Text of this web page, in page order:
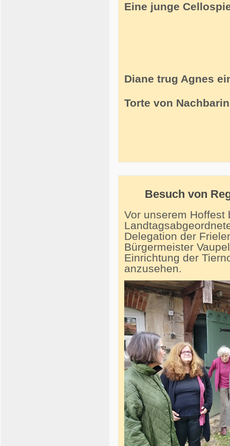
Eine junge
Diane trug Agnes
Torte von Nachbarin
Besuch von
Vor unserem Hoffest
Delegation der
Bürgermeister
Einrichtung der
anzusehen.